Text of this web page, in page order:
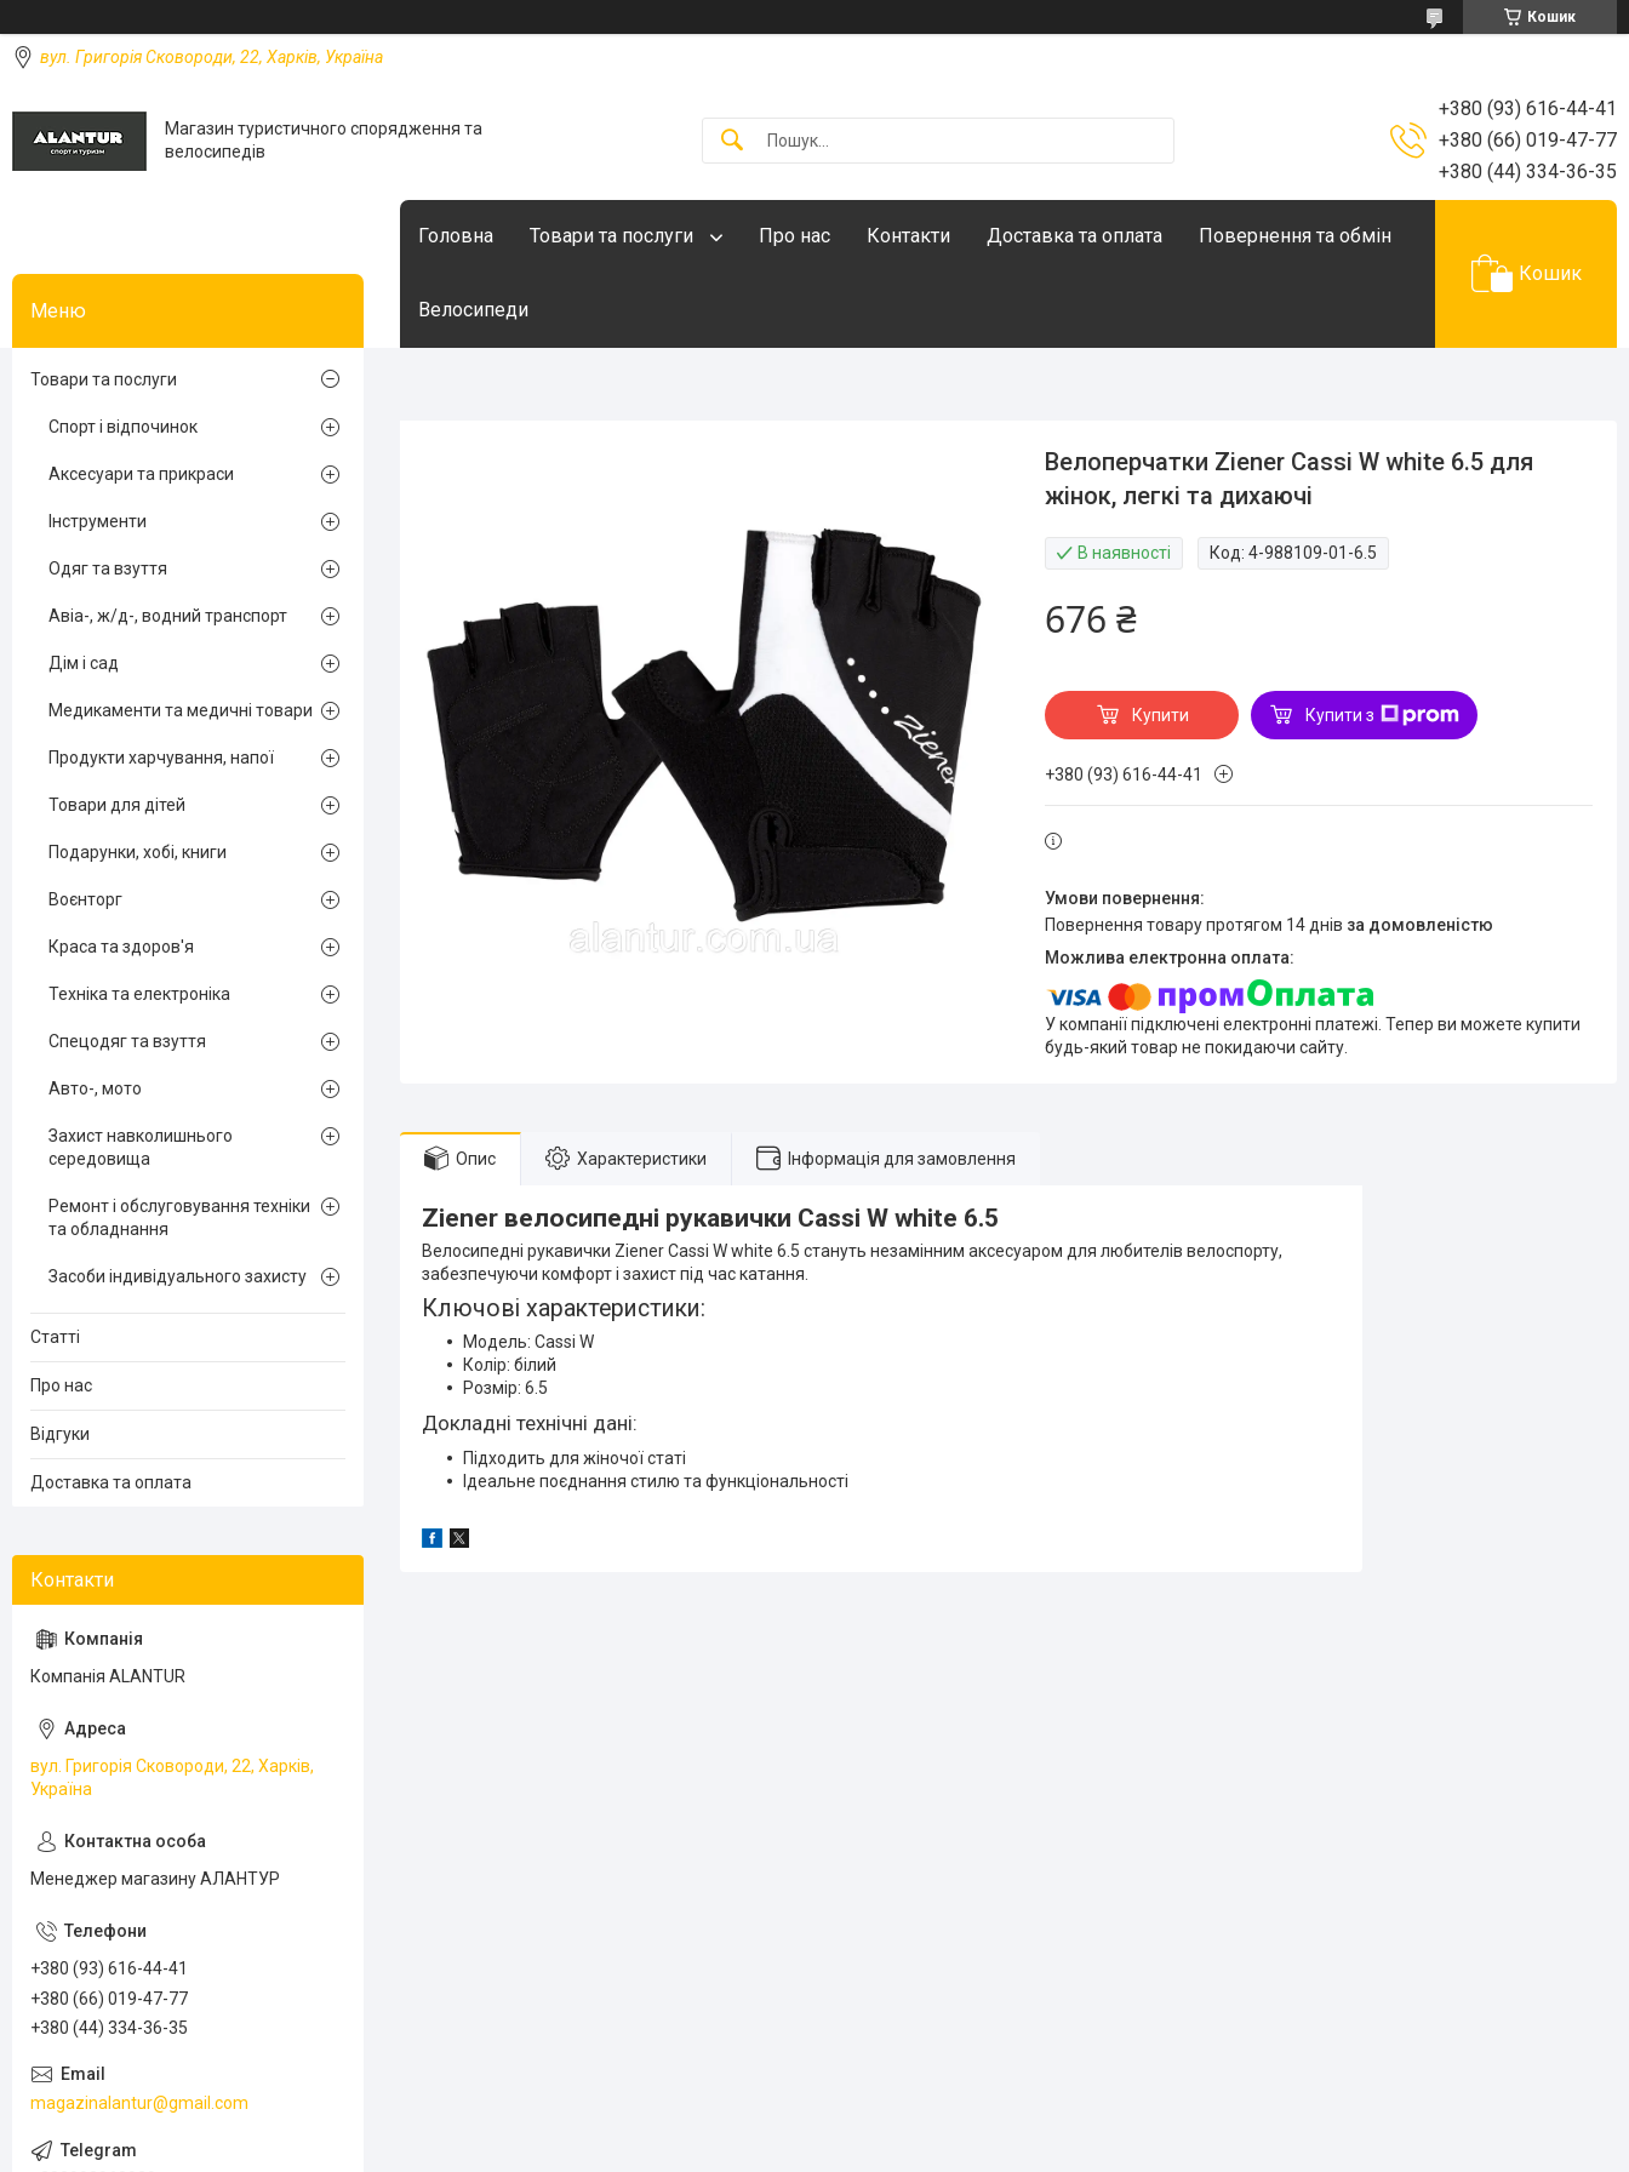
Кошик
вул. Григорія Сковороди, 22, Харків, Україна
Магазин туристичного спорядження та
велосипедів
+380 (93) 616-44-41
+380 (66) 019-47-77
+380 (44) 334-36-35
Головна Товари та послуги Про нас Контакти Доставка та оплата Повернення та обмін
Велосипеди
Кошик
Велоперчатки Ziener Cassi W white 6.5 для
жінок, легкі та дихаючі
В наявності Код:4-988109-01-6.5
676 ₴
Купити Купити з
+380 (93) 616-44-41
повернення товару протягом 14 днів за домовленістю
У компанії підключені електронні платежі. Тепер ви можете купити
будь-який товар не покидаючи сайту.
Опис Характеристики Інформація для замовлення
Ziener велосипедні рукавички Cassi W white 6.5
Велосипедні рукавички Ziener Cassi W white 6.5 стануть незамінним аксесуаром для любителів велоспорту,
забезпечуючи комфорт і захист під час катання.
Ключові характеристики:
Модель: Cassi W
Колір: білий
Розмір: 6.5
Докладні технічні дані:
Підходить для жіночої статі
Ідеальне поєднання стилю та функціональності
Товари та послуги
Спорт і відпочинок
Аксесуари та прикраси
Інструменти
Одяг та взуття
Авіа-, ж/д-, водний транспорт
Дім і сад
Медикаменти та медичні товари
Продукти харчування, напої
Товари для дітей
Подарунки, хобі, книги
Воєнторг
Краса та здоров'я
Техніка та електроніка
Спецодяг та взуття
Авто-, мото
Захист навколишнього
середовища
Ремонт і обслуговування техніки
та обладнання
Засоби індивідуального захисту
Статті
Про нас
Відгуки
Доставка та оплата
Компанія ALANTUR
вул. Григорія Сковороди, 22, Харків,
Україна
Менеджер магазину АЛАНТУР
+380 (93) 616-44-41
+380 (66) 019-47-77
+380 (44) 334-36-35
magazinalantur@gmail.com